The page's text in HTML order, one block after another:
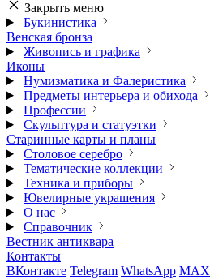
Закрыть меню
Букинистика
Венская бронза
Живопись и графика
Иконы
Нумизматика и Фалеристика
Предметы интерьера и обихода
Профессии
Скульптура и статуэтки
Старинные карты и планы
Столовое серебро
Тематические коллекции
Техника и приборы
Ювелирные украшения
О нас
Справочник
Вестник антиквара
Контакты
ВКонтакте Telegram WhatsApp MAX